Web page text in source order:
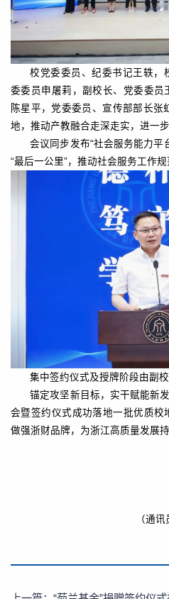
校党委委员、纪委书记王轶，
委委员申屠莉，副校长、党委委员
陈星平，党委委员、宣传部部长张
地，推动产教融合走深走实，进一
会议同步发布“社会服务能力平
“最后一公里”，推动社会服务工作规
集中签约仪式及授牌阶段由副
锚定攻坚新目标，实干赋能新
会暨签约仪式成功落地一批优质校
做强浙财品牌，为浙江高质量发展
（通